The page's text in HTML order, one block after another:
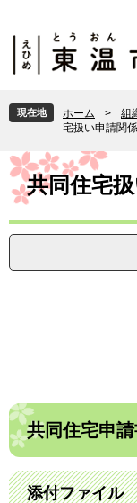
頭
で
。
飛
ば
て
本
へ
現在地 ホーム > 組
宅扱い申請関係
本
文 共同住宅
共同住宅申
添付ファイル